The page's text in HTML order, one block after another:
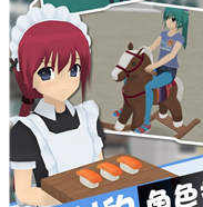
说明：游戏已开放完整
少女都市完整版以全3D
细腻的场景渲染与沉浸
元佳作。游戏背景设定
烁的秋叶原街道、樱花